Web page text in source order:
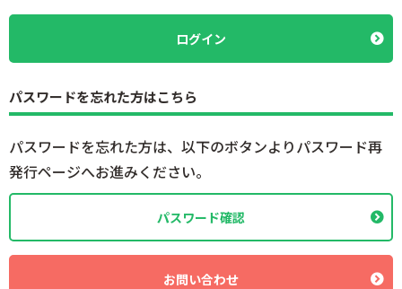
ログイン
パスワードを忘れた方はこちら
パスワードを忘れた方は、以下のボタンよりパスワード再
発行ページへお進みください。
パスワード確認
お問い合わせ